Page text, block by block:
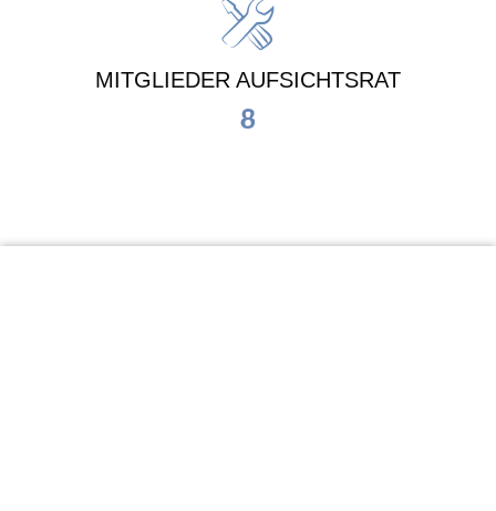
MITGLIEDER AUFSICHTSRAT
8